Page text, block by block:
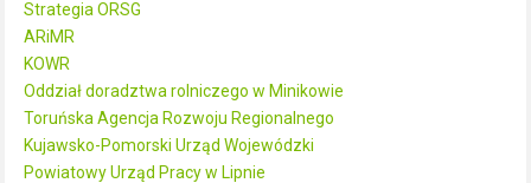
Strategia ORSG
ARiMR
KOWR
Oddział doradztwa rolniczego w Minikowie
Toruńska Agencja Rozwoju Regionalnego
Kujawsko-Pomorski Urząd Wojewódzki
Powiatowy Urząd Pracy w Lipnie